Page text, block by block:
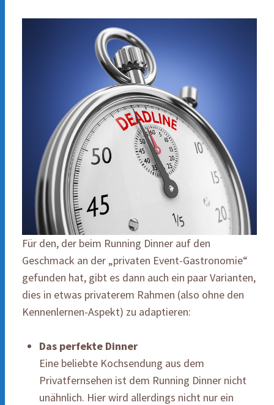
Für den, der beim Running Dinner auf den
Geschmack an der „privaten Event-Gastronomie“
gefunden hat, gibt es dann auch ein paar Varianten,
dies in etwas privaterem Rahmen (also ohne den
Kennenlernen-Aspekt) zu adaptieren:
Das perfekte Dinner
Eine beliebte Kochsendung aus dem
Privatfernsehen ist dem Running Dinner nicht
unähnlich. Hier wird allerdings nicht nur ein